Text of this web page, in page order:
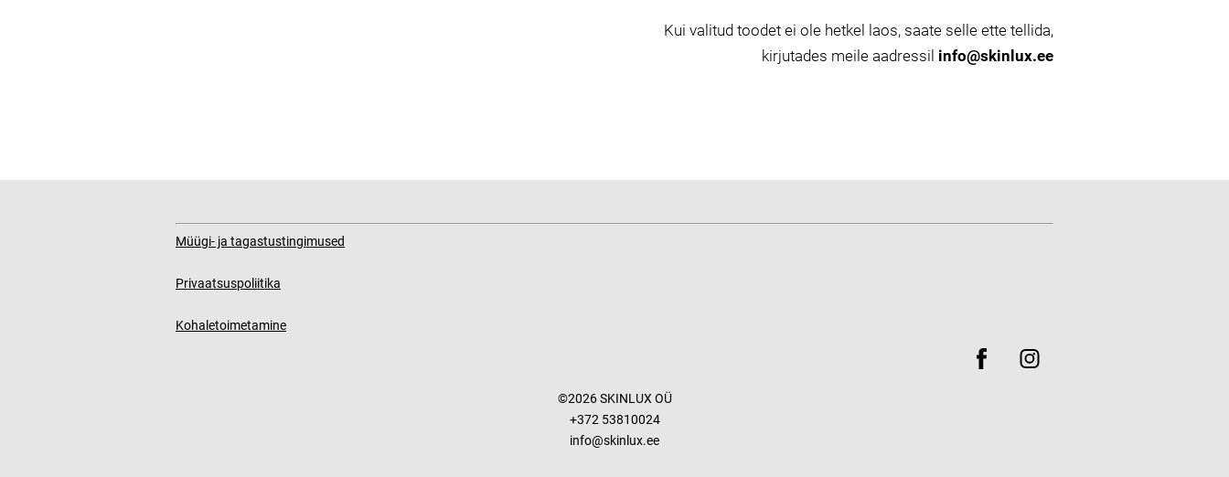
Kui valitud toodet ei ole hetkel laos, saate selle ette tellida,
kirjutades meile aadressil info@skinlux.ee
Müügi- ja tagastustingimused
Privaatsuspoliitika
Kohaletoimetamine
©2026 SKINLUX OÜ
+372 53810024
info@skinlux.ee